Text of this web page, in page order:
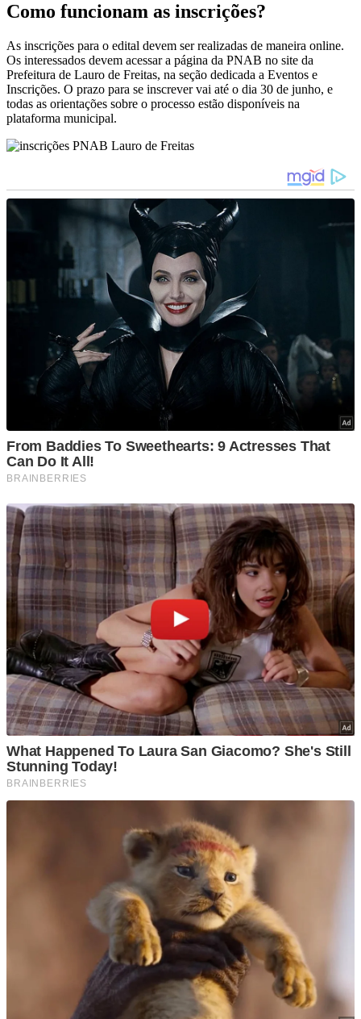
Como funcionam as inscrições?
As inscrições para o edital devem ser realizadas de maneira online.
Os interessados devem acessar a página da PNAB no site da
Prefeitura de Lauro de Freitas, na seção dedicada a Eventos e
Inscrições. O prazo para se inscrever vai até o dia 30 de junho, e
todas as orientações sobre o processo estão disponíveis na
plataforma municipal.